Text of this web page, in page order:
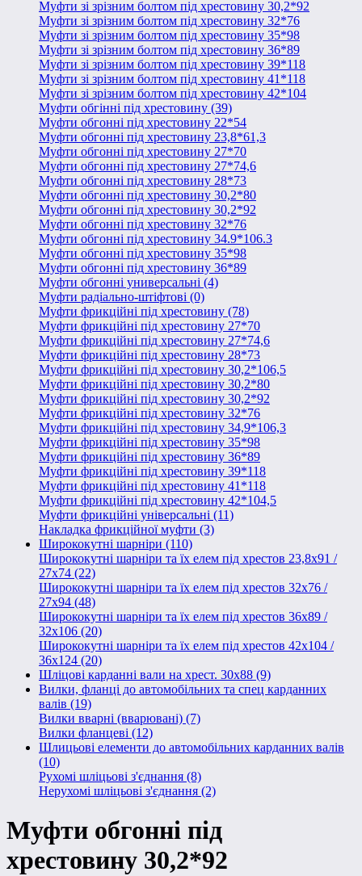
Муфти зі зрізним болтом під хрестовину 30,2*92
Муфти зі зрізним болтом під хрестовину 32*76
Муфти зі зрізним болтом під хрестовину 35*98
Муфти зі зрізним болтом під хрестовину 36*89
Муфти зі зрізним болтом під хрестовину 39*118
Муфти зі зрізним болтом під хрестовину 41*118
Муфти зі зрізним болтом під хрестовину 42*104
Муфти обгінні під хрестовину (39)
Муфти обгонні під хрестовину 22*54
Муфти обгонні під хрестовину 23,8*61,3
Муфти обгонні під хрестовину 27*70
Муфти обгонні під хрестовину 27*74,6
Муфти обгонні під хрестовину 28*73
Муфти обгонні під хрестовину 30,2*80
Муфти обгонні під хрестовину 30,2*92
Муфти обгонні під хрестовину 32*76
Муфти обгонні під хрестовину 34.9*106.3
Муфти обгонні під хрестовину 35*98
Муфти обгонні під хрестовину 36*89
Муфти обгонні универсальні (4)
Муфти радіально-штіфтові (0)
Муфти фрикційні під хрестовину (78)
Муфти фрикційні під хрестовину 27*70
Муфти фрикційні під хрестовину 27*74,6
Муфти фрикційні під хрестовину 28*73
Муфти фрикційні під хрестовину 30,2*106,5
Муфти фрикційні під хрестовину 30,2*80
Муфти фрикційні під хрестовину 30,2*92
Муфти фрикційні під хрестовину 32*76
Муфти фрикційні під хрестовину 34,9*106,3
Муфти фрикційні під хрестовину 35*98
Муфти фрикційні під хрестовину 36*89
Муфти фрикційні під хрестовину 39*118
Муфти фрикційні під хрестовину 41*118
Муфти фрикційні під хрестовину 42*104,5
Муфти фрикційні універсальні (11)
Накладка фрикційної муфти (3)
Ширококутні шарніри (110)
Ширококутні шарніри та їх елем під хрестов 23,8х91 /
27x74 (22)
Ширококутні шарніри та їх елем під хрестов 32х76 /
27x94 (48)
Ширококутні шарніри та їх елем під хрестов 36х89 /
32x106 (20)
Ширококутні шарніри та їх елем під хрестов 42x104 /
36x124 (20)
Шліцові карданні вали на хрест. 30x88 (9)
Вилки, фланці до автомобільних та спец карданних
валів (19)
Вилки вварні (вварювані) (7)
Вилки фланцеві (12)
Шлицьові елементи до автомобільних карданних валів
(10)
Рухомі шліцьові з'єднання (8)
Нерухомі шліцьові з'єднання (2)
Муфти обгонні під
хрестовину 30,2*92